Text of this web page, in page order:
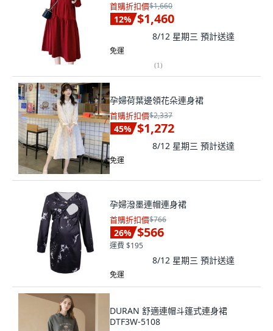
首購折扣價$1,660
12% $1,460
8/12 星期三 預計送達
免運
(1)
孕婦荷葉邊領花朵連身裙
首購折扣價$2,337
45% $1,272
8/12 星期三 預計送達
免運
孕婦潑墨連帽連身裙
首購折扣價$766
26% $566
運費 $195
8/12 星期三 預計送達
免運
DURAN 舒適連帽斗篷式連身裙
DTF3W-5108